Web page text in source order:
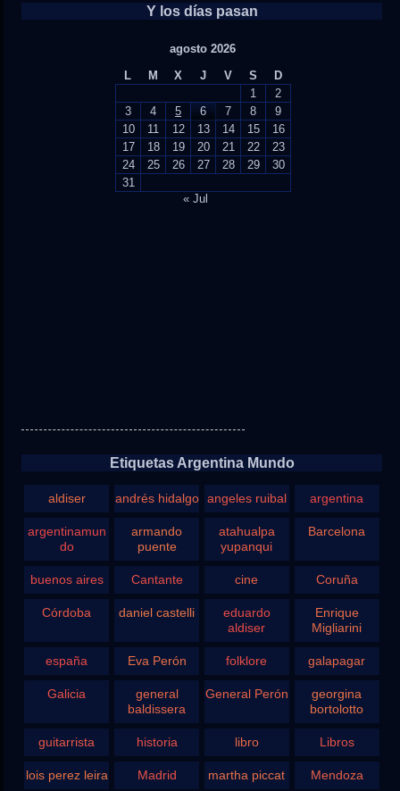
Y los días pasan
agosto 2026
L
M X J V S
D
1
2
3
4 5 6 7 8
9
10
11 12 13 14 15
16
17
18 19 20 21 22
23
24
25 26 27 28 29
30
31
« Jul
Etiquetas Argentina Mundo
aldiser andrés hidalgo angeles ruibal argentina
argentinamun
do
armando
puente
atahualpa
yupanqui
Barcelona
buenos aires Cantante cine Coruña
Córdoba daniel castelli
eduardo
aldiser
Enrique
Migliarini
españa Eva Perón folklore galapagar
Galicia
general
baldissera
General Perón
georgina
bortolotto
guitarrista historia libro Libros
lois perez leira Madrid martha piccat Mendoza